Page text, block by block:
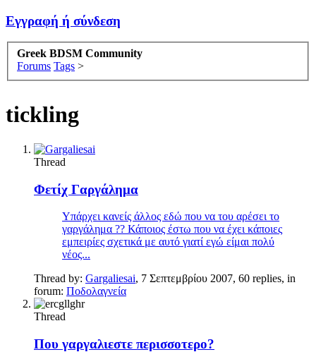
Εγγραφή ή σύνδεση
Greek BDSM Community
Forums Tags >
tickling
Thread
Φετίχ Γαργάλημα
Υπάρχει κανείς άλλος εδώ που να του αρέσει το
γαργάλημα ?? Κάποιος έστω που να έχει κάποιες
εμπειρίες σχετικά με αυτό γιατί εγώ είμαι πολύ
νέος...
Thread by: Gargaliesai, 7 Σεπτεμβρίου 2007, 60 replies, in
forum: Ποδολαγνεία
Thread
Που γαργαλιεστε περισσοτερο?